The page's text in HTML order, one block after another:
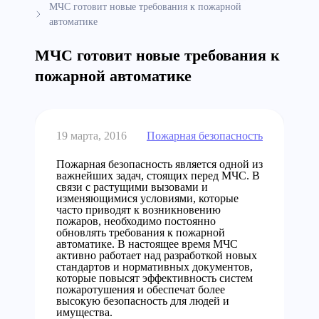
МЧС готовит новые требования к пожарной
автоматике
МЧС готовит новые требования к
пожарной автоматике
19 марта, 2016 Пожарная безопасность
Пожарная безопасность является одной из
важнейших задач, стоящих перед МЧС. В
связи с растущими вызовами и
изменяющимися условиями, которые
часто приводят к возникновению
пожаров, необходимо постоянно
обновлять требования к пожарной
автоматике. В настоящее время МЧС
активно работает над разработкой новых
стандартов и нормативных документов,
которые повысят эффективность систем
пожаротушения и обеспечат более
высокую безопасность для людей и
имущества.